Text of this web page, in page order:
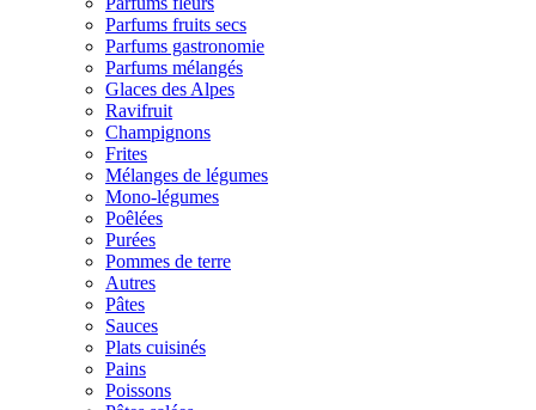
Parfums fruits secs
Parfums gastronomie
Parfums mélangés
Glaces des Alpes
Ravifruit
Champignons
Frites
Mélanges de légumes
Mono-légumes
Poêlées
Purées
Pommes de terre
Autres
Pâtes
Sauces
Plats cuisinés
Pains
Poissons